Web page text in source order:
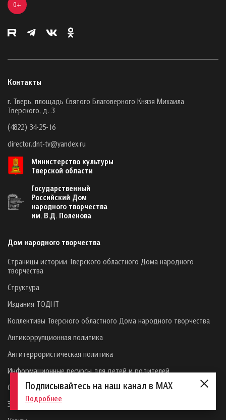
0+
Контакты
г. Тверь, площадь Святого Благоверного Князя Михаила
Тверского, д. 3
(4822) 34-25-16
director.dnt-tv@yandex.ru
Министерство культуры
Тверской области
Государственный
Российский Дом
народного творчества
им. В.Д. Поленова
Дом народного творчества
Страницы истории Тверского областного Дома народного
творчества
Структура
Издания ТОДНТ
Коллективы Тверского областного Дома народного творчества
Антикоррупционная политика
Антитеррористическая политика
Информационные ресурсы для детей и родителей
Социальная активность
Закупки
Подписывайтесь на наш канал в MAX
Подробнее